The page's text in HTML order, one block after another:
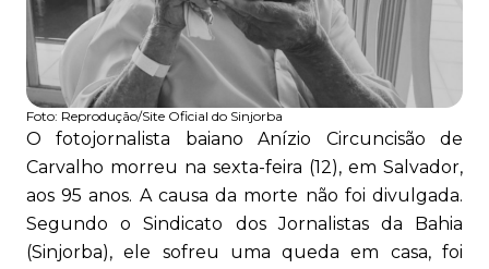
Foto: Reprodução/Site Oficial do Sinjorba
O fotojornalista baiano Anízio Circuncisão de
Carvalho morreu na sexta-feira (12), em Salvador,
aos 95 anos. A causa da morte não foi divulgada.
Segundo o Sindicato dos Jornalistas da Bahia
(Sinjorba), ele sofreu uma queda em casa, foi